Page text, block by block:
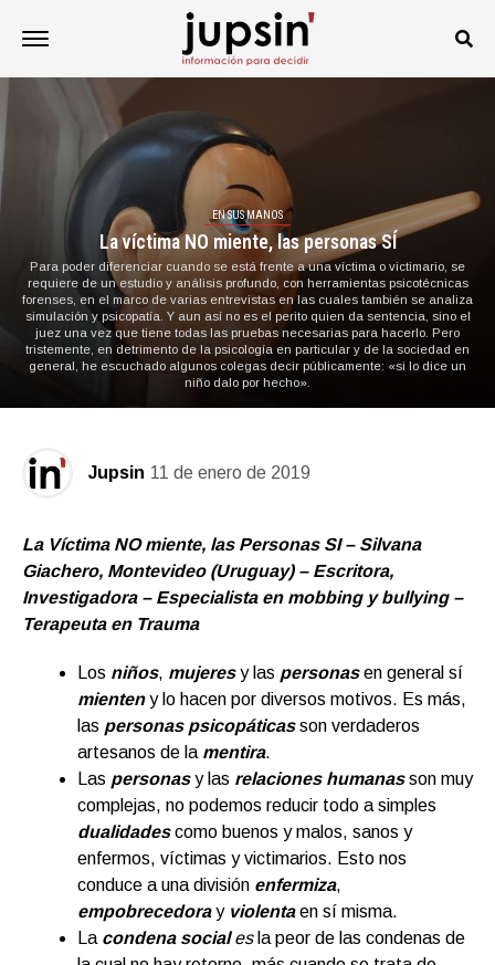
EN SUS MANOS
La víctima NO miente, las personas SÍ
Para poder diferenciar cuando se está frente a una víctima o victimario, se
requiere de un estudio y análisis profundo, con herramientas psicotécnicas
forenses, en el marco de varias entrevistas en las cuales también se analiza
simulación y psicopatía. Y aun así no es el perito quien da sentencia, sino el
juez una vez que tiene todas las pruebas necesarias para hacerlo. Pero
tristemente, en detrimento de la psicología en particular y de la sociedad en
general, he escuchado algunos colegas decir públicamente: «si lo dice un
niño dalo por hecho».
Jupsin 11 de enero de 2019
La Víctima NO miente, las Personas SI – Silvana
Giachero, Montevideo (Uruguay) – Escritora,
Investigadora – Especialista en mobbing y bullying –
Terapeuta en Trauma
Los niños, mujeresy las personas en general sí
mienten y lo hacen por diversos motivos. Es más,
las personas psicopáticasson verdaderos
artesanos de la mentira.
Las personas y las relaciones humanasson muy
complejas, no podemos reducir todo a simples
dualidadescomo buenos y malos, sanos y
enfermos, víctimas y victimarios. Esto nos
conduce a una división enfermiza,
empobrecedoray violentaen sí misma.
La condena sociales la peor de las condenas de